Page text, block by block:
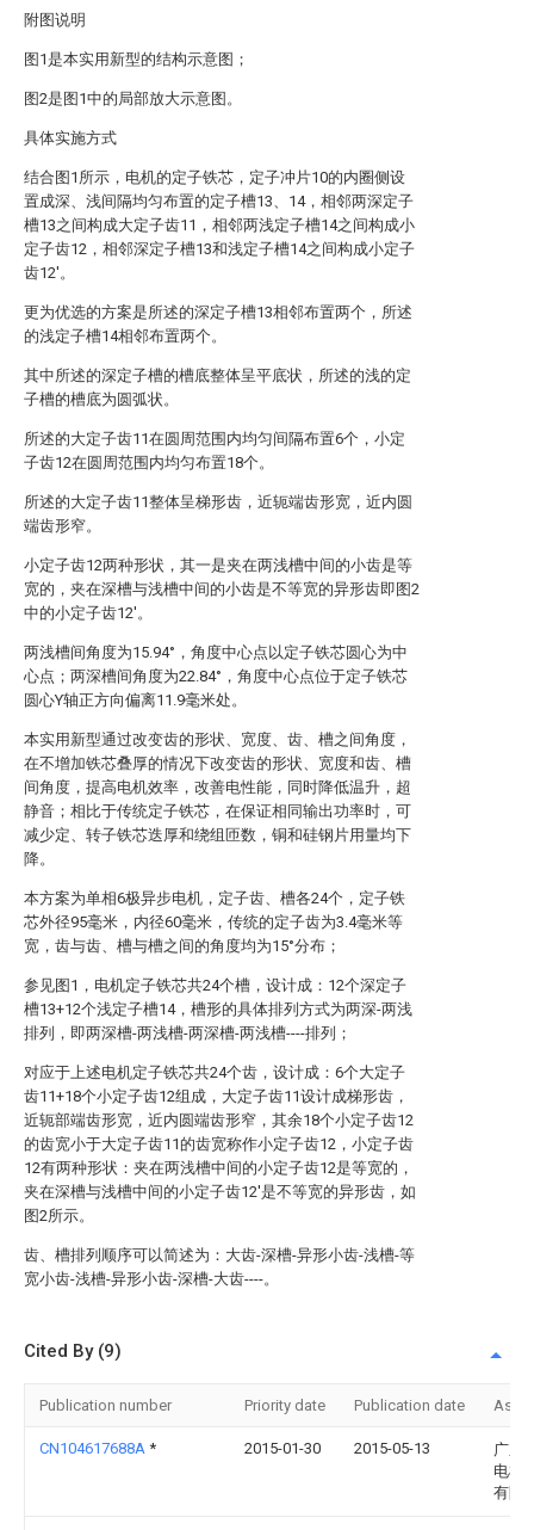
附图说明
图1是本实用新型的结构示意图；
图2是图1中的局部放大示意图。
具体实施方式
结合图1所示，电机的定子铁芯，定子冲片10的内圈侧设
置成深、浅间隔均匀布置的定子槽13、14，相邻两深定子
槽13之间构成大定子齿11，相邻两浅定子槽14之间构成小
定子齿12，相邻深定子槽13和浅定子槽14之间构成小定子
齿12′。
更为优选的方案是所述的深定子槽13相邻布置两个，所述
的浅定子槽14相邻布置两个。
其中所述的深定子槽的槽底整体呈平底状，所述的浅的定
子槽的槽底为圆弧状。
所述的大定子齿11在圆周范围内均匀间隔布置6个，小定
子齿12在圆周范围内均匀布置18个。
所述的大定子齿11整体呈梯形齿，近轭端齿形宽，近内圆
端齿形窄。
小定子齿12两种形状，其一是夹在两浅槽中间的小齿是等
宽的，夹在深槽与浅槽中间的小齿是不等宽的异形齿即图2
中的小定子齿12′。
两浅槽间角度为15.94°，角度中心点以定子铁芯圆心为中
心点；两深槽间角度为22.84°，角度中心点位于定子铁芯
圆心Y轴正方向偏离11.9毫米处。
本实用新型通过改变齿的形状、宽度、齿、槽之间角度，
在不增加铁芯叠厚的情况下改变齿的形状、宽度和齿、槽
间角度，提高电机效率，改善电性能，同时降低温升，超
静音；相比于传统定子铁芯，在保证相同输出功率时，可
减少定、转子铁芯迭厚和绕组匝数，铜和硅钢片用量均下
降。
本方案为单相6极异步电机，定子齿、槽各24个，定子铁
芯外径95毫米，内径60毫米，传统的定子齿为3.4毫米等
宽，齿与齿、槽与槽之间的角度均为15°分布；
参见图1，电机定子铁芯共24个槽，设计成：12个深定子
槽13+12个浅定子槽14，槽形的具体排列方式为两深-两浅
排列，即两深槽-两浅槽-两深槽-两浅槽----排列；
对应于上述电机定子铁芯共24个齿，设计成：6个大定子
齿11+18个小定子齿12组成，大定子齿11设计成梯形齿，
近轭部端齿形宽，近内圆端齿形窄，其余18个小定子齿12
的齿宽小于大定子齿11的齿宽称作小定子齿12，小定子齿
12有两种形状：夹在两浅槽中间的小定子齿12是等宽的，
夹在深槽与浅槽中间的小定子齿12′是不等宽的异形齿，如
图2所示。
齿、槽排列顺序可以简述为：大齿-深槽-异形小齿-浅槽-等
宽小齿-浅槽-异形小齿-深槽-大齿----。
Cited By (9)
Publication number Priority date Publication date
CN104617688A * 2015-01-30 2015-05-13
广东
电机
有限